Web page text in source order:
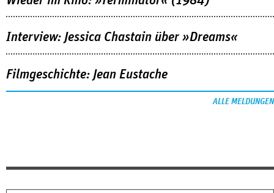
Interview: Jessica Chastain über »Dreams«
Filmgeschichte: Jean Eustache
ALLE MELDUNGEN